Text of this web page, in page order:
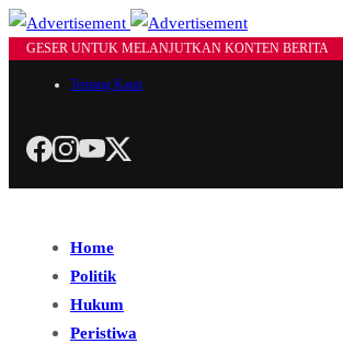
GESER UNTUK MELANJUTKAN KONTEN BERITA
Tentang Kami
Home
Politik
Hukum
Peristiwa